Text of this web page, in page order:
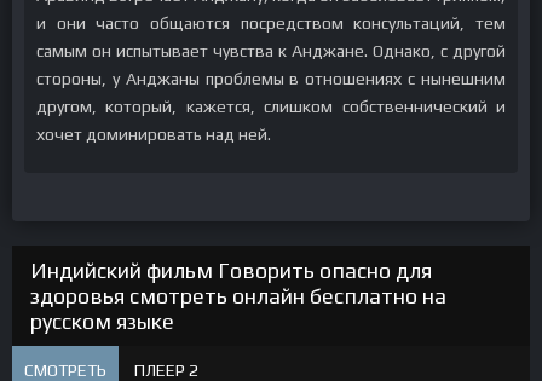
и они часто общаются посредством консультаций, тем
самым он испытывает чувства к Анджане. Однако, с другой
стороны, у Анджаны проблемы в отношениях с нынешним
другом, который, кажется, слишком собственнический и
хочет доминировать над ней.
Индийский фильм Говорить опасно для
здоровья смотреть онлайн бесплатно на
русском языке
СМОТРЕТЬ ПЛЕЕР 2